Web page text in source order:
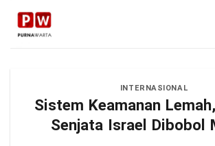
Skip
content
INTERNASIONAL
Sistem Keamanan
Senjata Israel Dibobol